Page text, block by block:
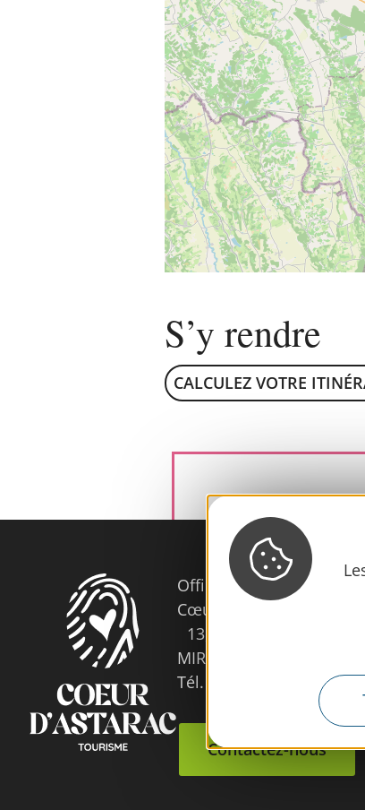
S’y rendre
CALCULEZ VOTRE
Office de Tourisme
Cœur d’Astarac en
13, rue de l'Evêché -
MIRANDE
Tél. 05 62 66 68 10
Contactez-nous